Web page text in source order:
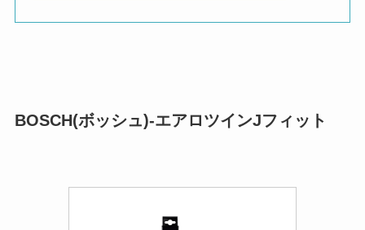
BOSCH(ボッシュ)-エアロツインJフィット